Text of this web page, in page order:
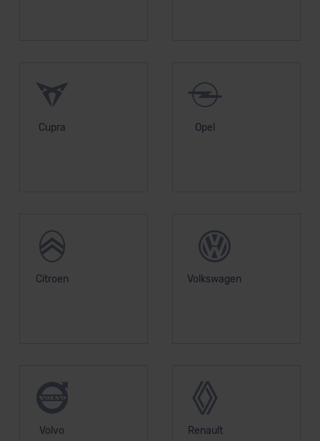
Cupra Opel
Citroen Volkswagen
Volvo Renault